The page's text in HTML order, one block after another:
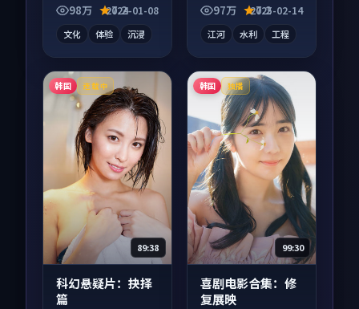
品，类型元素齐全，
98万 7.2
2024-01-08
文化 体验 沉浸
成长为内核，情感戏
97万 7.2
2025-02-14
江河 水利 工程
韩国 连载中
89:38
科幻悬疑片：抉择
篇
韩国 独播
99:30
喜剧电影合集：修
复展映